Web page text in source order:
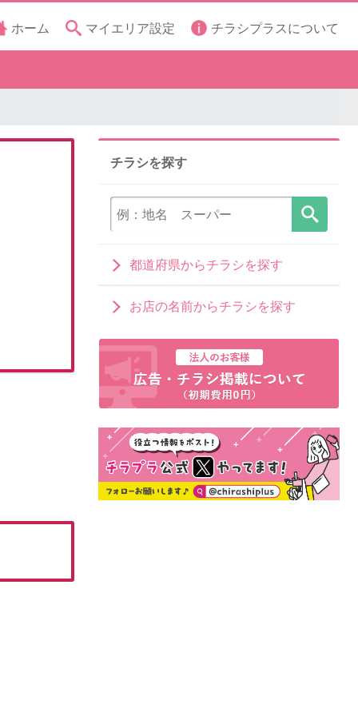
ホーム マイエリア設定 チラシプラスについて
チラシを探す
都道府県からチラシを探す
お店の名前からチラシを探す